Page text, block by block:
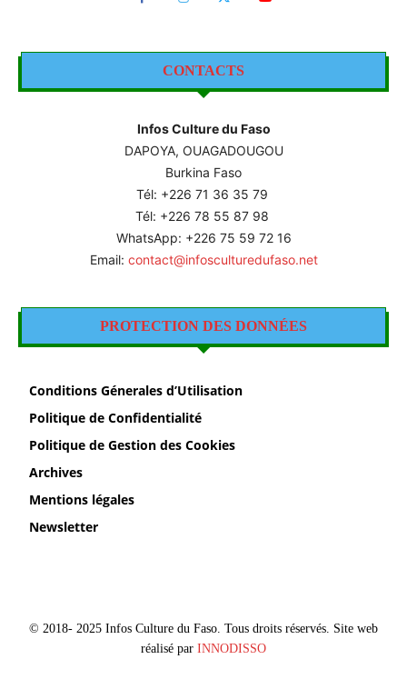
CONTACTS
Infos Culture du Faso
DAPOYA, OUAGADOUGOU
Burkina Faso
Tél: +226 71 36 35 79
Tél: +226 78 55 87 98
WhatsApp: +226 75 59 72 16
Email: contact@infosculturedufaso.net
PROTECTION DES DONNÉES
Conditions Génerales d’Utilisation
Politique de Confidentialité
Politique de Gestion des Cookies
Archives
Mentions légales
Newsletter
© 2018- 2025 Infos Culture du Faso. Tous droits réservés. Site web
réalisé par INNODISSO